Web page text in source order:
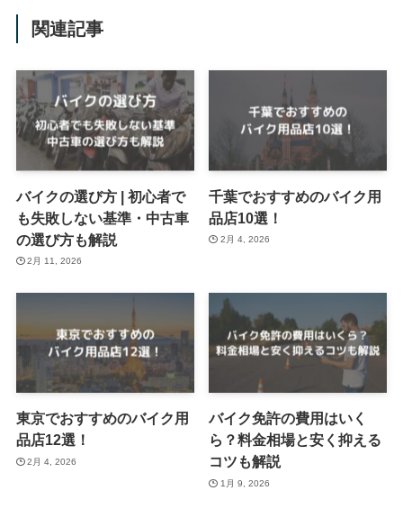
関連記事
バイクの選び方 | 初心者で
も失敗しない基準・中古車
の選び方も解説
2月 11, 2026
千葉でおすすめのバイク用
品店10選！
2月 4, 2026
東京でおすすめのバイク用
品店12選！
2月 4, 2026
バイク免許の費用はいく
ら？料金相場と安く抑える
コツも解説
1月 9, 2026